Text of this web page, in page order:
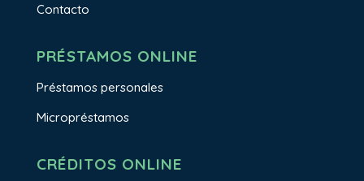
Contacto
PRÉSTAMOS ONLINE
Préstamos personales
Micropréstamos
CRÉDITOS ONLINE